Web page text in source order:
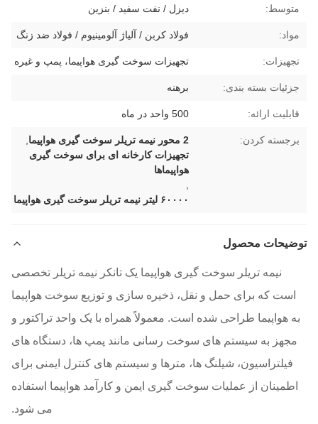
متوسط: دیزل / نفت سفید / بنزین
مواد: فولاد کربن / آلیاژ آلومینیوم / فولاد ضد زنگ
تجهیزات: تجهیزات سوخت گیری هواپیما، پمپ و غیره
جزئیات بسته بندی: برهنه
قابلیت ارائه: 500 واحد در ماه
برجسته کردن: 2 محور نیمه تریلر سوخت گیری هواپیما
تجهیزات کارخانه ای برای سوخت گیری
هواپیماها
۶۰۰۰۰ لیتر نیمه تریلر سوخت گیری هواپیما
توضیحات محصول
نیمه تریلر سوخت گیری هواپیما یک تانکر نیمه تریلر تخصصی
است که برای حمل و نقل، ذخیره سازی و توزیع سوخت هواپیما
به هواپیما طراحی شده است. معمولاً همراه با یک واحد تراکتور و
مجهز به سیستم های سوخت رسانی مانند پمپ ها، دستگاه های
فیلتراسیون، شیلنگ ها، مترها و سیستم های کنترل ایمنی برای
اطمینان از عملیات سوخت گیری ایمن و کارآمد هواپیما استفاده
می شود.